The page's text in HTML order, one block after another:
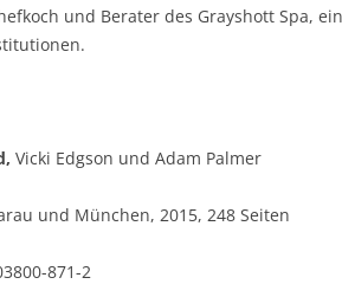
und Berater des Grayshott Spa,
Vicki Edgson und Adam Palmer
und München, 2015, 248 Seiten
871-2